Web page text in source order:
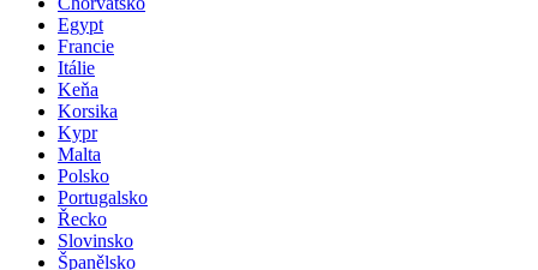
Egypt
Francie
Itálie
Keňa
Korsika
Kypr
Malta
Polsko
Portugalsko
Řecko
Slovinsko
Španělsko